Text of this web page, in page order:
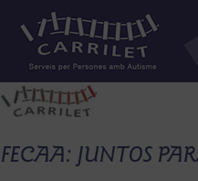
FECAA: JUNTOS